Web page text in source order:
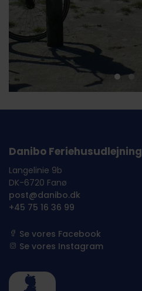
Danibo Feriehusudlejning
Langelinie 9b
DK-6720 Fanø
post@danibo.dk
+45 75 16 36 99
Se vores Facebook
Se vores Instagram